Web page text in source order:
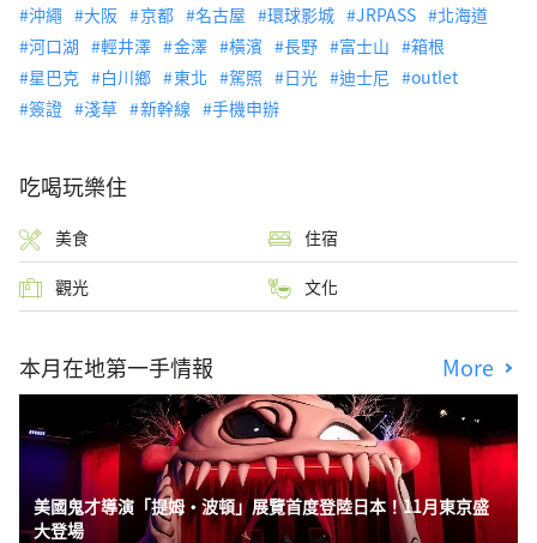
沖繩 大阪 京都 名古屋 環球影城 JRPASS
北海道
河口湖
輕井澤 金澤 橫濱 長野 富士山
箱根
星巴克
白川鄉 東北 駕照 日光 迪士尼
outlet
簽證
淺草 新幹線 手機申辦
吃喝玩樂住
美食 住宿
觀光 文化
本月在地第一手情報 More
美國鬼才導演「提姆・波頓」展覽首度登陸日本！11月東京盛
大登場